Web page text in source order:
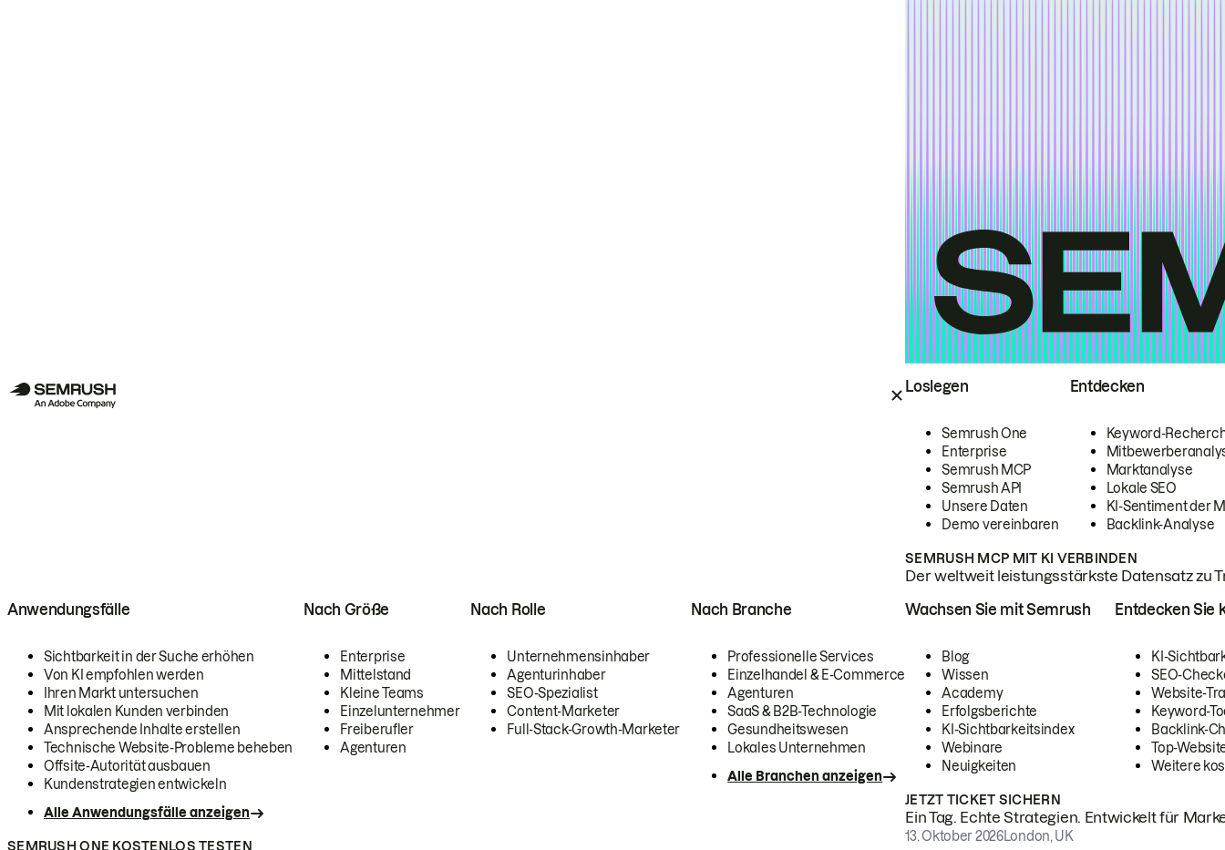
Loslegen
Semrush One
Enterprise
Semrush MCP
Semrush API
Unsere Daten
Demo vereinbaren
Entdecken
Keyword-
Marktanalyse
Lokale SEO
KI-Sentiment der
Backlink-Analyse
SEMRUSH MCP MIT KI VERBINDEN
Der weltweit leistungsstärkste Datensatz zu
Anwendungsfälle
Sichtbarkeit in der Suche erhöhen
Von KI empfohlen werden
Ihren Markt untersuchen
Mit lokalen Kunden verbinden
Ansprechende Inhalte erstellen
Technische Website-Probleme beheben
Offsite-Autorität ausbauen
Kundenstrategien entwickeln
Alle Anwendungsfälle anzeigen
Nach Größe
Enterprise
Mittelstand
Kleine Teams
Einzelunternehmer
Freiberufler
Agenturen
Nach Rolle
Unternehmensinhaber
Agenturinhaber
SEO-Spezialist
Content-Marketer
Full-Stack-Growth-Marketer
Nach Branche
Professionelle Services
Einzelhandel & E-Commerce
Agenturen
SaaS & B2B-Technologie
Gesundheitswesen
Lokales Unternehmen
Alle Branchen anzeigen
SEMRUSH ONE KOSTENLOS TESTEN
Wachsen Sie mit Semrush
Blog
Wissen
Academy
Erfolgsberichte
KI-Sichtbarkeitsindex
Webinare
Neuigkeiten
Entdecken Sie
KI-
SEO-
Website-
Keyword-
Backlink-
Top-
Weitere
JETZT TICKET SICHERN
Ein Tag. Echte Strategien. Entwickelt für
13. Oktober 2026London, UK